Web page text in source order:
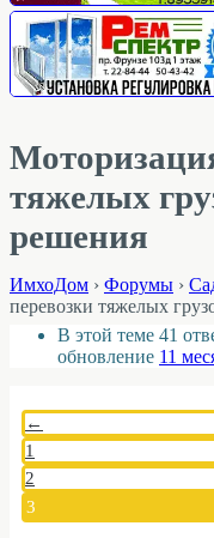
тяжелых
решения
ИмхоДом › Форумы ›
перевозки тяжелых
В этой теме 41
обновление 11
←
1
2
3